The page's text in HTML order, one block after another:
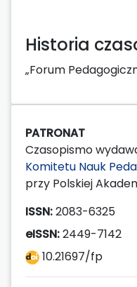
Historia
„Forum
PATRONAT
Czasopismo
Komitetu Nauk
przy Polskiej
ISSN:2083-6325
eISSN:2449-7142
10.21697/fp